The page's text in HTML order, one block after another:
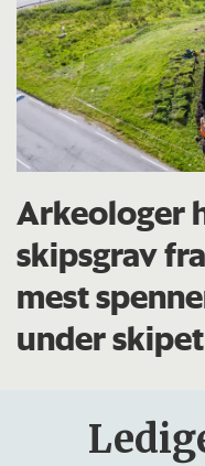
Arkeologer
skipsgrav
mest
under skipet